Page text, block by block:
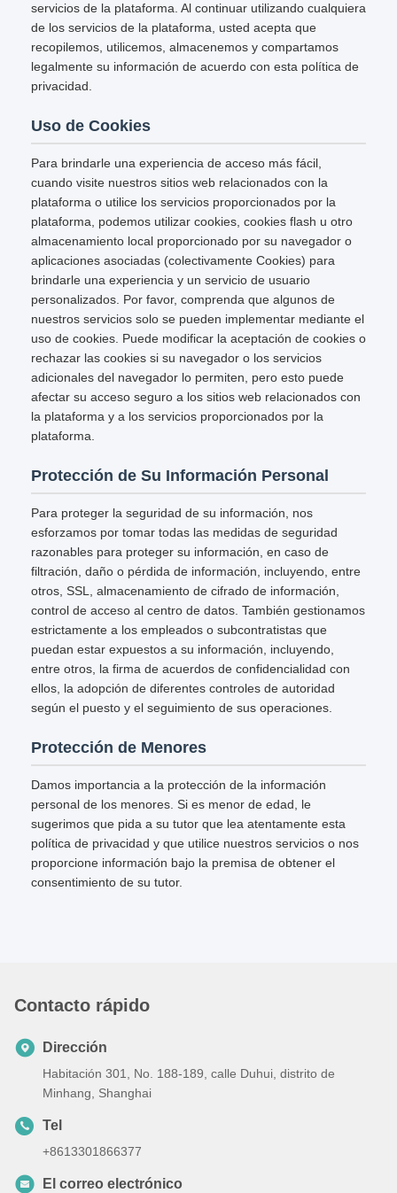
servicios de la plataforma. Al continuar utilizando cualquiera
de los servicios de la plataforma, usted acepta que
recopilemos, utilicemos, almacenemos y compartamos
legalmente su información de acuerdo con esta política de
privacidad.
Uso de Cookies
Para brindarle una experiencia de acceso más fácil,
cuando visite nuestros sitios web relacionados con la
plataforma o utilice los servicios proporcionados por la
plataforma, podemos utilizar cookies, cookies flash u otro
almacenamiento local proporcionado por su navegador o
aplicaciones asociadas (colectivamente Cookies) para
brindarle una experiencia y un servicio de usuario
personalizados. Por favor, comprenda que algunos de
nuestros servicios solo se pueden implementar mediante el
uso de cookies. Puede modificar la aceptación de cookies o
rechazar las cookies si su navegador o los servicios
adicionales del navegador lo permiten, pero esto puede
afectar su acceso seguro a los sitios web relacionados con
la plataforma y a los servicios proporcionados por la
plataforma.
Protección de Su Información Personal
Para proteger la seguridad de su información, nos
esforzamos por tomar todas las medidas de seguridad
razonables para proteger su información, en caso de
filtración, daño o pérdida de información, incluyendo, entre
otros, SSL, almacenamiento de cifrado de información,
control de acceso al centro de datos. También gestionamos
estrictamente a los empleados o subcontratistas que
puedan estar expuestos a su información, incluyendo,
entre otros, la firma de acuerdos de confidencialidad con
ellos, la adopción de diferentes controles de autoridad
según el puesto y el seguimiento de sus operaciones.
Protección de Menores
Damos importancia a la protección de la información
personal de los menores. Si es menor de edad, le
sugerimos que pida a su tutor que lea atentamente esta
política de privacidad y que utilice nuestros servicios o nos
proporcione información bajo la premisa de obtener el
consentimiento de su tutor.
Contacto rápido
Dirección
Habitación 301, No. 188-189, calle Duhui, distrito de
Minhang, Shanghai
Tel
+8613301866377
El correo electrónico